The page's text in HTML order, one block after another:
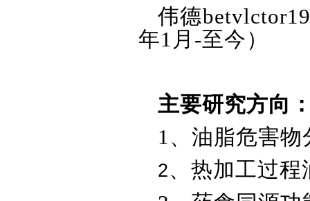
伟德
年1 月 -至今）
主要研究方向
1、 油脂危害物
2、 热加工过程